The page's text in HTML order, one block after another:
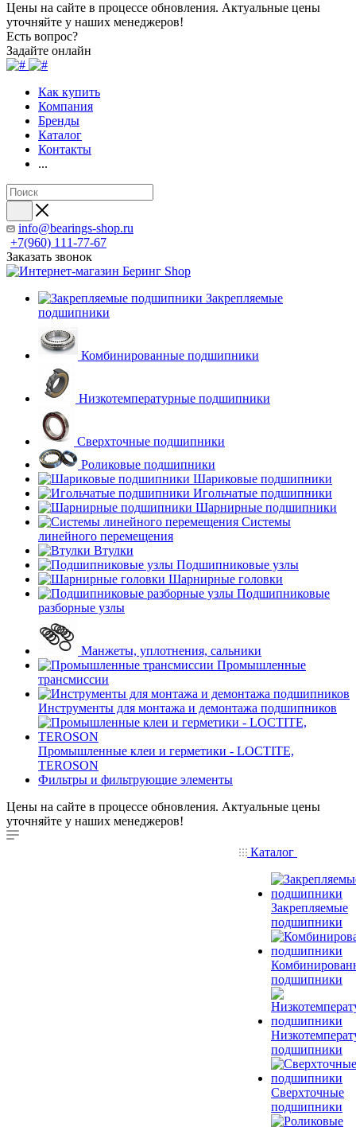
Цены на сайте в процессе обновления. Актуальные цены
уточняйте у наших менеджеров!
Есть вопрос?
Задайте онлайн
Как купить
Компания
Бренды
Каталог
Контакты
...
info@bearings-shop.ru
+7(960) 111-77-67
Заказать звонок
Закрепляемые
подшипники
Комбинированные подшипники
Низкотемпературные подшипники
Сверхточные подшипники
Роликовые подшипники
Шариковые подшипники
Игольчатые подшипники
Шарнирные подшипники
Системы
линейного перемещения
Втулки
Подшипниковые узлы
Шарнирные головки
Подшипниковые
разборные узлы
Манжеты, уплотнения, сальники
Промышленные
трансмиссии
Инструменты для монтажа и демонтажа подшипников
Промышленные клеи и герметики - LOCTITE,
TEROSON
Фильтры и фильтрующие элементы
Цены на сайте в процессе обновления. Актуальные цены
уточняйте у наших менеджеров!
Каталог
Закрепляемые
подшипники
подшипники
подшипники
Сверхточные
подшипники